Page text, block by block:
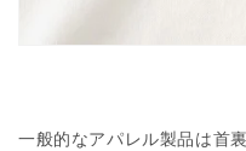
一般的なアパレル製品は首